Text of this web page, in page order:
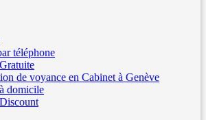
téléphone
de voyance en Cabinet à Genève
domicile